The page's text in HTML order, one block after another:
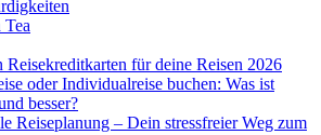
Reisekreditkarten für deine Reisen 2026
oder Individualreise buchen: Was ist
besser?
Reiseplanung – Dein stressfreier Weg zum